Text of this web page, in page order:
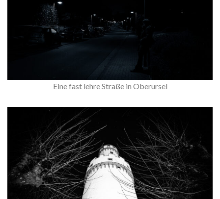
Eine fast lehre Straße in Oberursel